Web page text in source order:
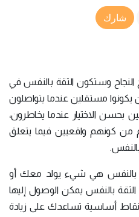
Article Link
شارك
وستكون الثقة بالنفس في
يكونوا مستقلين عندما يتواصلون
بحسن الاختيار عندما يخاطرون،
من كونهم واقعيين فيما يتعلق
بالنفس هي شيء يولد معك أو
الثقة بالنفس يمكن الوصول إليها
نقاط أساسية تساعدك على زيادة